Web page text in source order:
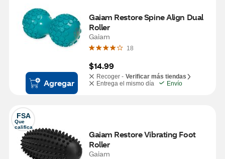
Agregar
Gaiam Restore Spine Align Dual
Roller
Gaiam
18
$14.99
Recoger - Verificar más tiendas
Entrega el mismo día
Envío
FSA
Que
califica
Gaiam Restore Vibrating Foot
Roller
Gaiam